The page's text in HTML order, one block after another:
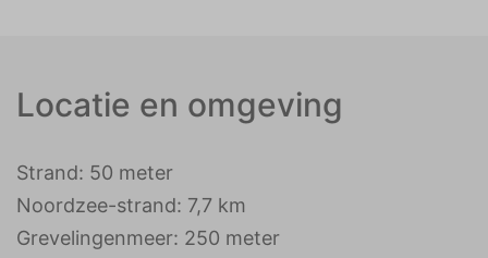
Locatie en omgeving
Strand: 50 meter
Noordzee-strand: 7,7 km
Grevelingenmeer: 250 meter